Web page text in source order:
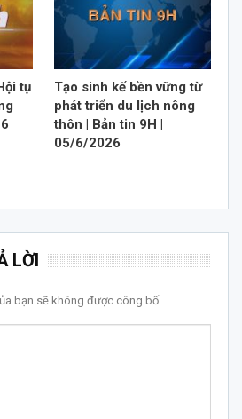
tụ
Tạo sinh kế bền vững từ
phát triển du lịch nông
thôn | Bản tin 9H |
05/6/2026
LỜI
bạn sẽ không được công bố.